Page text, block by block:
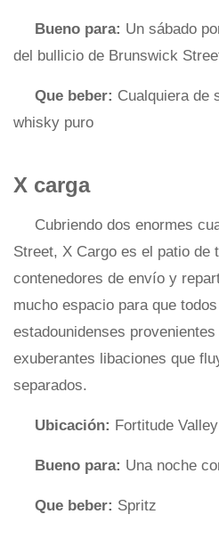
Bueno para: Un sábado
del bullicio de Brunswick
Que beber: Cualquiera de
whisky puro
X carga
Cubriendo dos enormes
Street, X Cargo es el patio de
contenedores de envío y
mucho espacio para que
estadounidenses
exuberantes libaciones que
separados.
Ubicación: Fortitude Valley
Bueno para: Una noche
Que beber: Spritz